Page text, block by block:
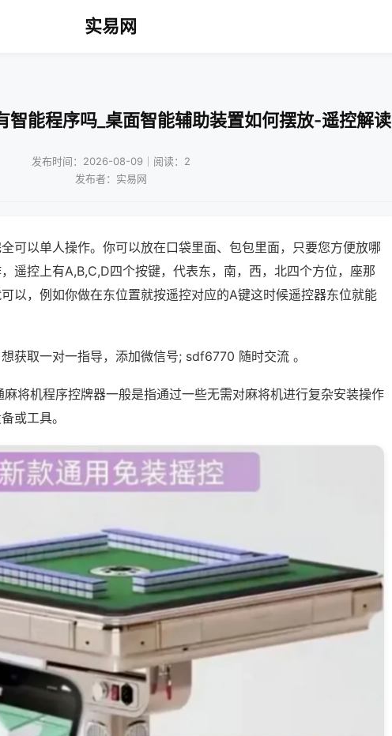
实易网
智能程序吗_桌面智能辅助装置如何摆放-遥控解读
发布时间：2026-08-09｜阅读：2
发布者：实易网
可以单人操作。你可以放在口袋里面、包包里面，只要您方便放哪
遥控上有A,B,C,D四个按键，代表东，南，西，北四个方位，座那
以，例如你做在东位置就按遥控对应的A键这时候遥控器东位就能
获取一对一指导，添加微信号; sdf6770 随时交流 。
将机程序控牌器一般是指通过一些无需对麻将机进行复杂安装操作
或工具。